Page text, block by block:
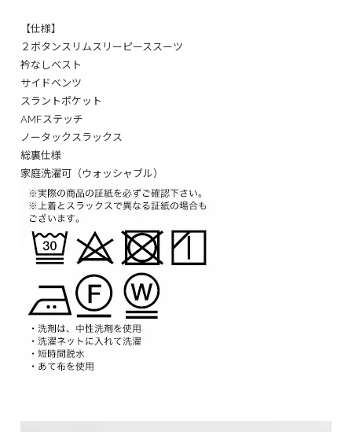
【仕様】
２ボタンスリムスリーピーススーツ
衿なしベスト
サイドベンツ
スラントポケット
AMFステッチ
ノータックスラックス
総裏仕様
家庭洗濯可（ウォッシャブル）